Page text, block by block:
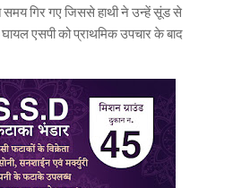
गिर गए जिससे हाथी ने उन्हें सूंड से
एसपी को प्राथमिक उपचार के बाद